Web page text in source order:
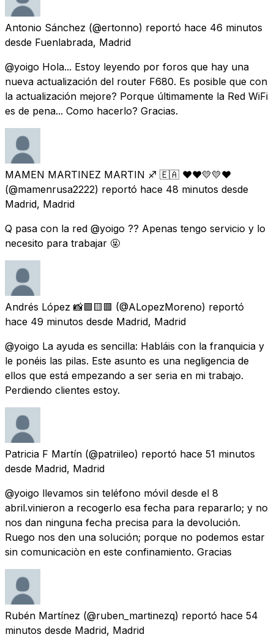
Antonio Sánchez (@ertonno) reportó hace 46 minutos
desde Fuenlabrada, Madrid
@yoigo Hola... Estoy leyendo por foros que hay una
nueva actualización del router F680. Es posible que con
la actualización mejore? Porque últimamente la Red WiFi
es de pena... Como hacerlo? Gracias.
MAMEN MARTINEZ MARTIN ♐ 🇪🇦 ❤️❤️💛💛❤️
(@mamenrusa2222) reportó hace 48 minutos desde
Madrid, Madrid
Q pasa con la red @yoigo ?? Apenas tengo servicio y lo
necesito para trabajar 🤬
Andrés López 📸🟪🟨🟥 (@ALopezMoreno) reportó
hace 49 minutos desde Madrid, Madrid
@yoigo La ayuda es sencilla: Habláis con la franquicia y
le ponéis las pilas. Este asunto es una negligencia de
ellos que está empezando a ser seria en mi trabajo.
Perdiendo clientes estoy.
Patricia F Martín (@patriileo) reportó hace 51 minutos
desde Madrid, Madrid
@yoigo llevamos sin teléfono móvil desde el 8
abril.vinieron a recogerlo esa fecha para repararlo; y no
nos dan ninguna fecha precisa para la devolución.
Ruego nos den una solución; porque no podemos estar
sin comunicaciòn en este confinamiento. Gracias
Rubén Martínez (@ruben_martinezq) reportó hace 54
minutos desde Madrid, Madrid